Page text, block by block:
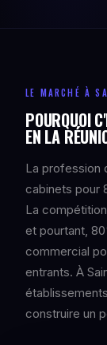
LE MARCHÉ À
POURQUOI
EN LA
La profession
cabinets pour
La
et pourtant,
commercial
entrants. À
construire un